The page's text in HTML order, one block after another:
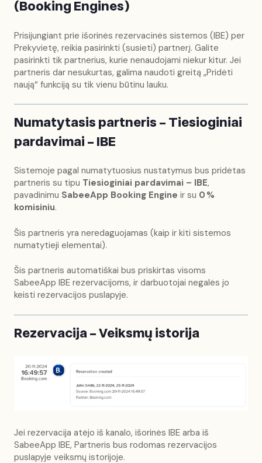
(Booking Engines)
Prisijungiant prie išorinės rezervacinės sistemos (IBE) per
Prekyvietę, reikia pasirinkti (susieti) partnerį. Galite
pasirinkti tik partnerius, kurie nenaudojami niekur kitur. Jei
partneris dar nesukurtas, galima naudoti greitą „Pridėti
naują“ funkciją su tik vienu būtinu lauku.
Numatytasis partneris – Tiesioginiai
pardavimai – IBE
Sistemoje pagal numatytuosius nustatymus bus pridėtas
partneris su tipu Tiesioginiai pardavimai – IBE,
pavadinimu SabeeApp Booking Engine ir su 0 %
komisiniu.
Šis partneris yra neredaguojamas (kaip ir kiti sistemos
numatytieji elementai).
Šis partneris automatiškai bus priskirtas visoms
SabeeApp IBE rezervacijoms, ir darbuotojai negalės jo
keisti rezervacijos puslapyje.
Rezervacija – Veiksmų istorija
Jei rezervacija atėjo iš kanalo, išorinės IBE arba iš
SabeeApp IBE, Partneris bus rodomas rezervacijos
puslapyje veiksmų istorijoje.